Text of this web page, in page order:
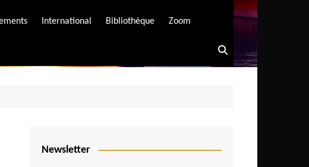
International Bibliothèque Zoom
Newsletter